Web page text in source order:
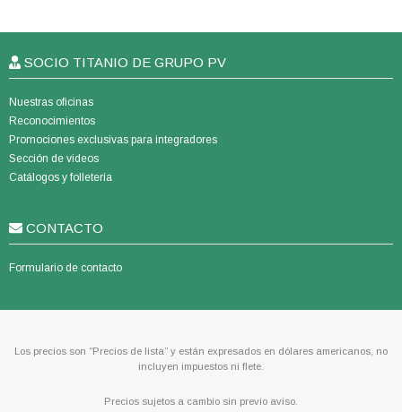
SOCIO TITANIO DE GRUPO PV
Nuestras oficinas
Reconocimientos
Promociones exclusivas para integradores
Sección de videos
Catálogos y folletería
CONTACTO
Formulario de contacto
Los precios son “Precios de lista” y están expresados en dólares americanos, no
incluyen impuestos ni flete.
Precios sujetos a cambio sin previo aviso.